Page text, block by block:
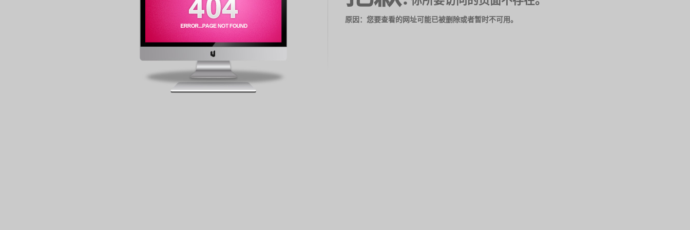
原因：您要查看的网址可能已被删除或者暂时不可用。